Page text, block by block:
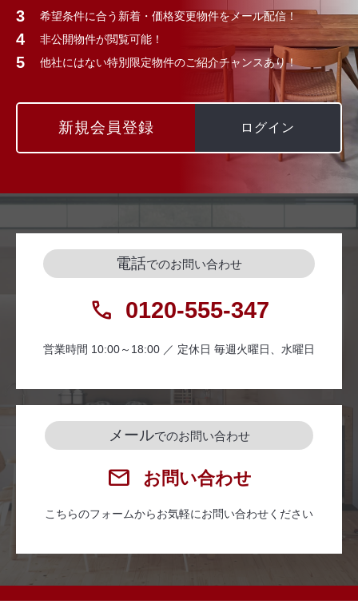
希望条件に合う新着・価格変更物件をメール配信！
非公開物件が閲覧可能！
他社にはない特別限定物件のご紹介チャンスあり！
新規会員登録 ログイン
電話でのお問い合わせ
0120-555-347
営業時間 10:00～18:00 ／ 定休日 毎週火曜日、水曜日
メールでのお問い合わせ
お問い合わせ
こちらのフォームからお気軽にお問い合わせください